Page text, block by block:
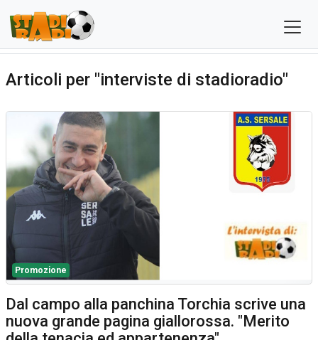
Articoli per "interviste di stadioradio"
Promozione
Dal campo alla panchina Torchia scrive una
nuova grande pagina giallorossa. "Merito